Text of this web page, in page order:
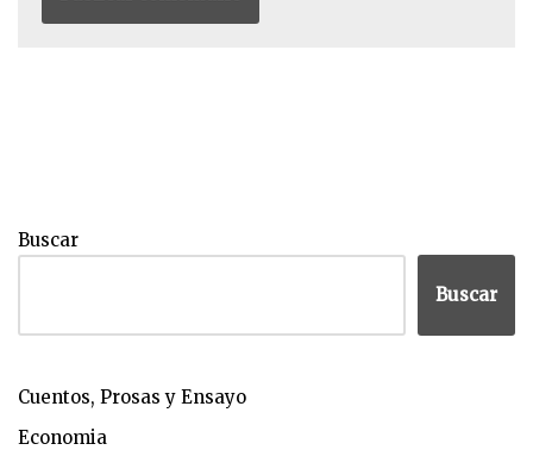
Buscar
Buscar
Cuentos, Prosas y Ensayo
Economia